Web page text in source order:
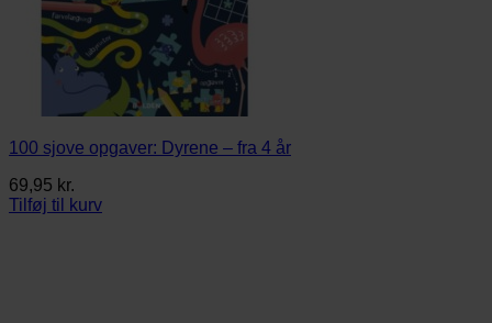
100 sjove opgaver: Dyrene – fra 4 år
69,95 kr.
Tilføj til kurv